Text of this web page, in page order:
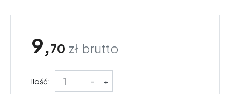
9,70 zł brutto
Ilość: - +